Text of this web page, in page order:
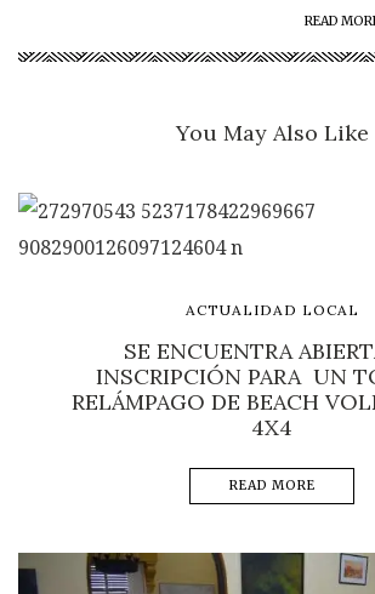
READ
You May Also Like
ACTUALIDAD LOCAL
SE ENCUENTRA
INSCRIPCIÓN PARA UN
RELÁMPAGO DE BEACH
4X4
READ MORE